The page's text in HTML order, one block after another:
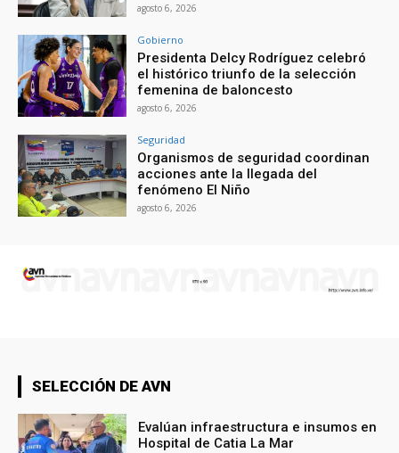
agosto 6, 2026
Gobierno
Presidenta Delcy Rodríguez celebró
el histórico triunfo de la selección
femenina de baloncesto
agosto 6, 2026
Seguridad
Organismos de seguridad coordinan
acciones ante la llegada del
fenómeno El Niño
agosto 6, 2026
SELECCIÓN DE AVN
Evalúan infraestructura e insumos en
Hospital de Catia La Mar